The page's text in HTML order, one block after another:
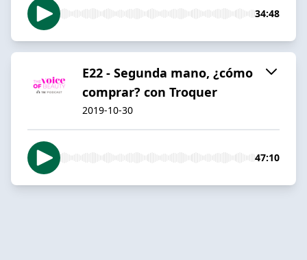
34:48
E22 - Segunda mano, ¿cómo
comprar? con Troquer
2019-10-30
47:10